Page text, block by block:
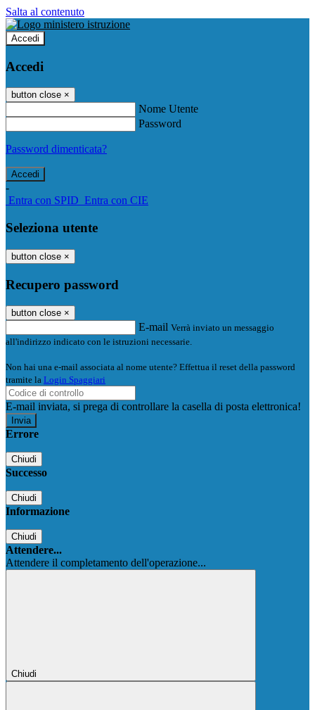
Salta al contenuto
Accedi
Accedi
button close ×
Nome Utente
Password
Password dimenticata?
-
Entra con SPID Entra con CIE
Seleziona utente
button close ×
Recupero password
button close ×
E-mail Verrà inviato un messaggio
all'indirizzo indicato con le istruzioni necessarie.
Non hai una e-mail associata al nome utente? Effettua il reset della password
tramite la Login Spaggiari
E-mail inviata, si prega di controllare la casella di posta elettronica!
Errore
Chiudi
Successo
Chiudi
Informazione
Chiudi
Attendere...
Attendere il completamento dell'operazione...
Chiudi